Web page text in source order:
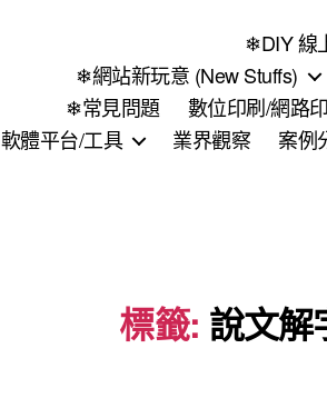
❄DIY 線
❄網站新玩意 (New Stuffs)
❄常見問題
數位印刷/網路
軟體平台/工具
業界觀察 案例
標籤: 說文解